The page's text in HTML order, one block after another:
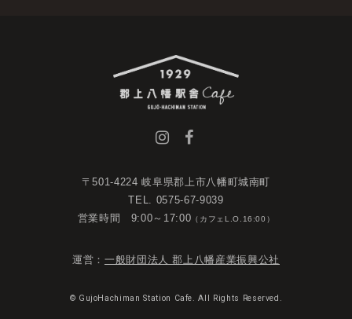
〒501-4224 岐阜県郡上市八幡町城南町
TEL. 0575-67-9039
営業時間 9:00～17:00 （カフェL.O.16:00）
運営： 一般財団法人 郡上八幡産業振興公社
© GujoHachiman Station Cafe. All Rights Reserved.